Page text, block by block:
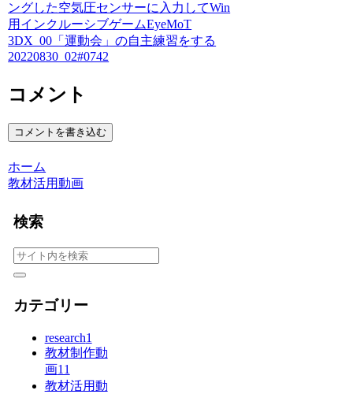
ングした空気圧センサーに入力してWin
用インクルーシブゲームEyeMoT
3DX_00「運動会」の自主練習をする
20220830_02#0742
コメント
コメントを書き込む
ホーム
教材活用動画
検索
カテゴリー
research1
教材制作動
画11
教材活用動